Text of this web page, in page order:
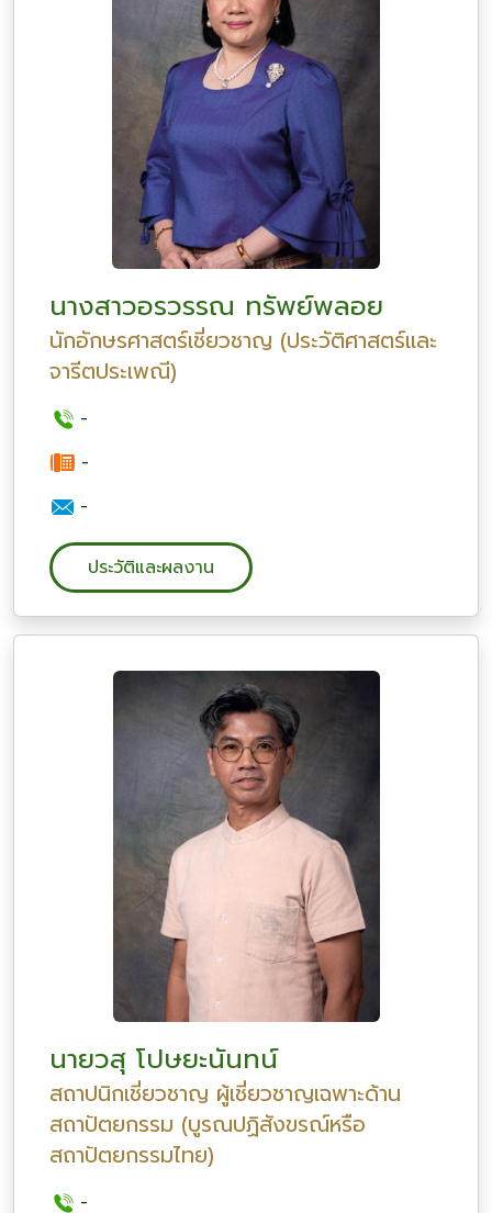
นางสาวอรวรรณ ทรัพย์พลอย
นักอักษรศาสตร์เชี่ยวชาญ (ประวัติศาสตร์และ
จารีตประเพณี)
-
-
-
ประวัติและผลงาน
นายวสุ โปษยะนันทน์
สถาปนิกเชี่ยวชาญ ผู้เชี่ยวชาญเฉพาะด้าน
สถาปัตยกรรม (บูรณปฏิสังขรณ์หรือ
สถาปัตยกรรมไทย)
-